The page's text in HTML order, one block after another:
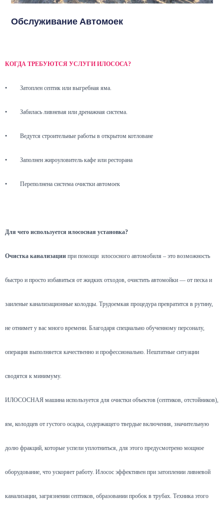
Обслуживание Автомоек
КОГДА ТРЕБУЮТСЯ УСЛУГИ ИЛОСОСА?
• Затоплен септик или выгребная яма.
• Забилась ливневая или дренажная система.
• Ведутся строительные работы в открытом котловане
• Заполнен жироуловитель кафе или ресторана
• Переполнена система очистки автомоек
Для чего используется илососная установка?
Очистка канализации при помощи илососного автомобиля – это возможность
быстро и просто избавиться от жидких отходов, очистить автомойки — от песка и
заиленые канализационные колодцы. Трудоемкая процедура превратится в рутину,
не отнимет у вас много времени. Благодаря специально обученному персоналу,
операция выполняется качественно и профессионально. Нештатные ситуации
сводятся к минимуму.
ИЛОСОСНАЯ машина используется для очистки объектов (септиков, отстойников),
ям, колодцев от густого осадка, содержащего твердые включения, значительную
долю фракций, которые успели уплотниться, для этого предусмотрено мощное
оборудование, что ускоряет работу. Илосос эффективен при затоплении ливневой
канализации, загрязнении септиков, образовании пробок в трубах. Техника этого